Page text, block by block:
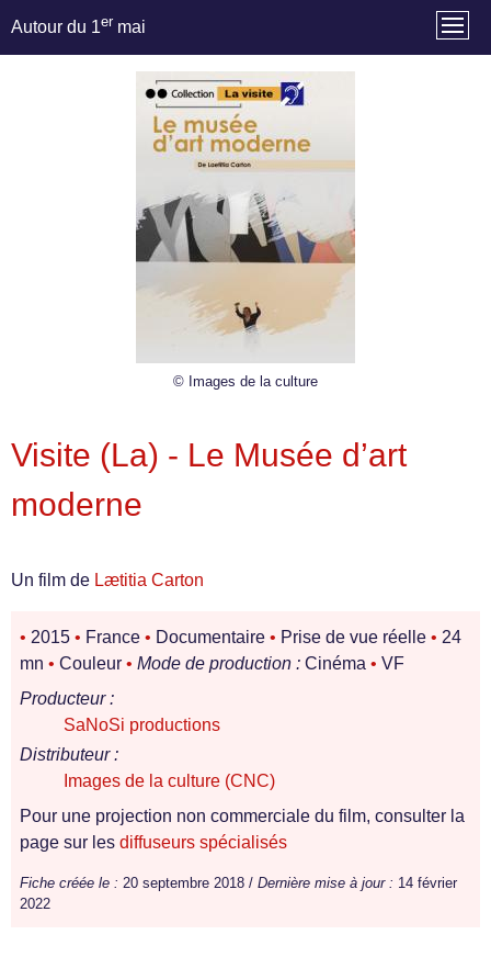
Autour du 1er mai
© Images de la culture
Visite (La) - Le Musée d’art
moderne
Un film de Lætitia Carton
• 2015 • France • Documentaire • Prise de vue réelle • 24
mn • Couleur • Mode de production : Cinéma • VF
Producteur :
SaNoSi productions
Distributeur :
Images de la culture (CNC)
Pour une projection non commerciale du film, consulter la
page sur les diffuseurs spécialisés
Fiche créée le : 20 septembre 2018 / Dernière mise à jour : 14 février
2022